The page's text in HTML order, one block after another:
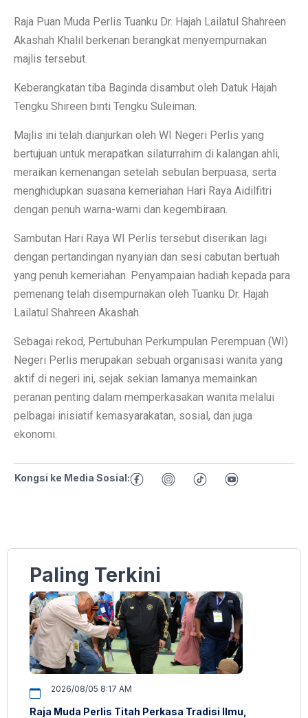
Raja Puan Muda Perlis Tuanku Dr. Hajah Lailatul Shahreen
Akashah Khalil berkenan berangkat menyempurnakan
majlis tersebut.
Keberangkatan tiba Baginda disambut oleh Datuk Hajah
Tengku Shireen binti Tengku Suleiman.
Majlis ini telah dianjurkan oleh WI Negeri Perlis yang
bertujuan untuk merapatkan silaturrahim di kalangan ahli,
meraikan kemenangan setelah sebulan berpuasa, serta
menghidupkan suasana kemeriahan Hari Raya Aidilfitri
dengan penuh warna-warni dan kegembiraan.
Sambutan Hari Raya WI Perlis tersebut diserikan lagi
dengan pertandingan nyanyian dan sesi cabutan bertuah
yang penuh kemeriahan. Penyampaian hadiah kepada para
pemenang telah disempurnakan oleh Tuanku Dr. Hajah
Lailatul Shahreen Akashah.
Sebagai rekod, Pertubuhan Perkumpulan Perempuan (WI)
Negeri Perlis merupakan sebuah organisasi wanita yang
aktif di negeri ini, sejak sekian lamanya memainkan
peranan penting dalam memperkasakan wanita melalui
pelbagai inisiatif kemasyarakatan, sosial, dan juga
ekonomi.
Kongsi ke Media Sosial:
Paling Terkini
2026/08/05 8:17 AM
Raja Muda Perlis Titah Perkasa Tradisi Ilmu,